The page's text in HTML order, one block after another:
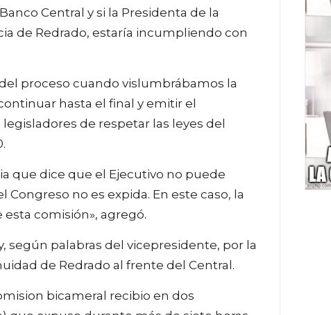
Central y si la Presidenta de la
de Redrado, estaría incumpliendo con
proceso cuando vislumbrábamos la
hasta el final y emitir el
de respetar las leyes del
que dice que el Ejecutivo no puede
no es expida. En este caso, la
comisión», agregó.
según palabras del vicepresidente, por la
de Redrado al frente del Central.
bicameral recibio en dos